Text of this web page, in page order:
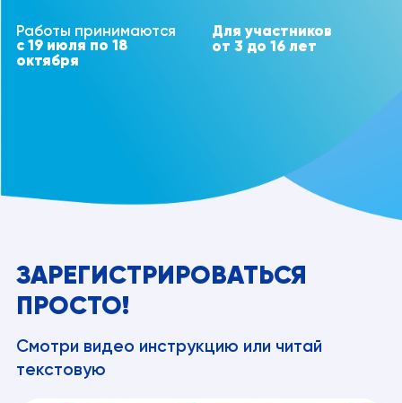
Работы принимаются
с 19 июля по 18
октября
Для участников
от 3 до 16 лет
ЗАРЕГИСТРИРОВАТЬСЯ
ПРОСТО!
Смотри видео инструкцию или читай
текстовую